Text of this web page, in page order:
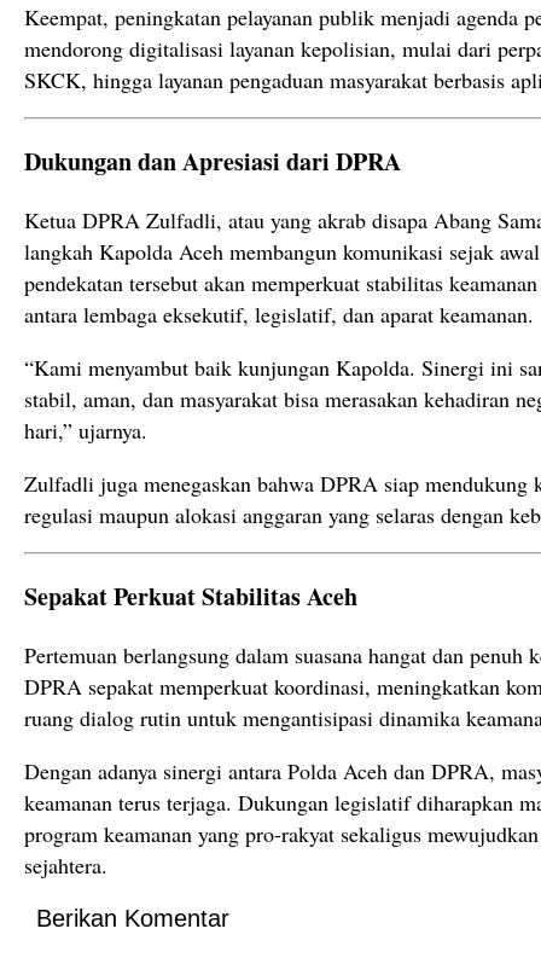
Keempat, peningkatan pelayanan publik menjadi agenda
mendorong digitalisasi layanan kepolisian, mulai dari
SKCK, hingga layanan pengaduan masyarakat berbasis
Dukungan dan Apresiasi dari DPRA
Ketua DPRA Zulfadli, atau yang akrab disapa Abang
langkah Kapolda Aceh membangun komunikasi sejak
pendekatan tersebut akan memperkuat stabilitas
antara lembaga eksekutif, legislatif, dan aparat keamanan.
“Kami menyambut baik kunjungan Kapolda. Sinergi ini
stabil, aman, dan masyarakat bisa merasakan kehadiran
hari,” ujarnya.
Zulfadli juga menegaskan bahwa DPRA siap mendukung
regulasi maupun alokasi anggaran yang selaras dengan
Sepakat Perkuat Stabilitas Aceh
Pertemuan berlangsung dalam suasana hangat dan penuh
DPRA sepakat memperkuat koordinasi, meningkatkan
ruang dialog rutin untuk mengantisipasi dinamika
Dengan adanya sinergi antara Polda Aceh dan DPRA,
keamanan terus terjaga. Dukungan legislatif diharapkan
program keamanan yang pro-rakyat sekaligus
sejahtera.
Berikan Komentar